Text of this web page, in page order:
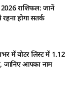
राशिफल: जानें
होगा सतर्क
में वोटर लिस्ट में 1.12
जानिए आपका नाम